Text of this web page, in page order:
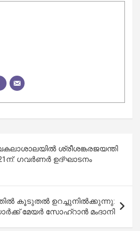
ശ്രീശങ്കരജയന്തി
ഗവര്‍ണര്‍ ഉദ്ഘാടനം
കൂടുതൽ ഉറച്ചുനിൽക്കുന്നു:
മേയർ സോഹ്‌റാൻ മംദാനി